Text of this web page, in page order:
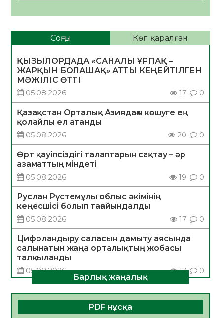
Соңғы Көп қаралған
ҚЫЗЫЛОРДАДА «САНАЛЫ ҰРПАҚ –
ЖАРҚЫН БОЛАШАҚ» АТТЫ КЕҢЕЙТІЛГЕН
МӘЖІЛІС ӨТТІ
05.08.2026
17 0
Қазақстан Орталық Азиядағы көшуге ең
қолайлы ел атанды
05.08.2026
20 0
Өрт қауіпсіздігі талаптарын сақтау – әр
азаматтың міндеті
05.08.2026
19 0
Руслан Рүстемұлы облыс әкімінің
кеңесшісі болып тағайындалды
05.08.2026
17 0
Цифрландыру саласын дамыту аясында
салынатын жаңа орталықтың жобасы
талқыланды
05.08.2026
17 0
құралдарының таныстырылымы өтті
05.08.2026
18 0
Барлық жаңалық
PDF нұсқа